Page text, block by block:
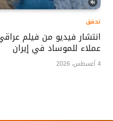
تحقق
انتشار فيديو من فيلم
عملاء للموساد في إيران
4 أغسطس، 2026